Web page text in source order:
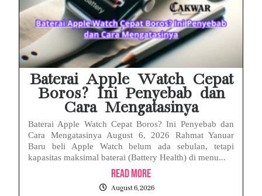
Baterai Apple Watch Cepat
Boros? Ini Penyebab dan
Cara Mengatasinya
Baterai Apple Watch Cepat Boros? Ini Penyebab dan
Cara Mengatasinya August 6, 2026 Rahmat Yanuar
Baru beli Apple Watch belum ada sebulan, tetapi
kapasitas maksimal baterai (Battery Health) di menu...
Read More
August 6, 2026